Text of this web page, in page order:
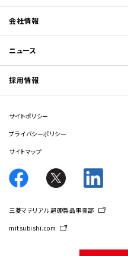
会社情報
ニュース
採用情報
サイトポリシー
プライバシーポリシー
サイトマップ
三菱マテリアル 超硬製品事業部
mitsubishi.com